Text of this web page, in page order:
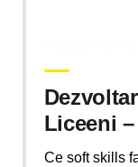
Liceeni
Ce soft skills